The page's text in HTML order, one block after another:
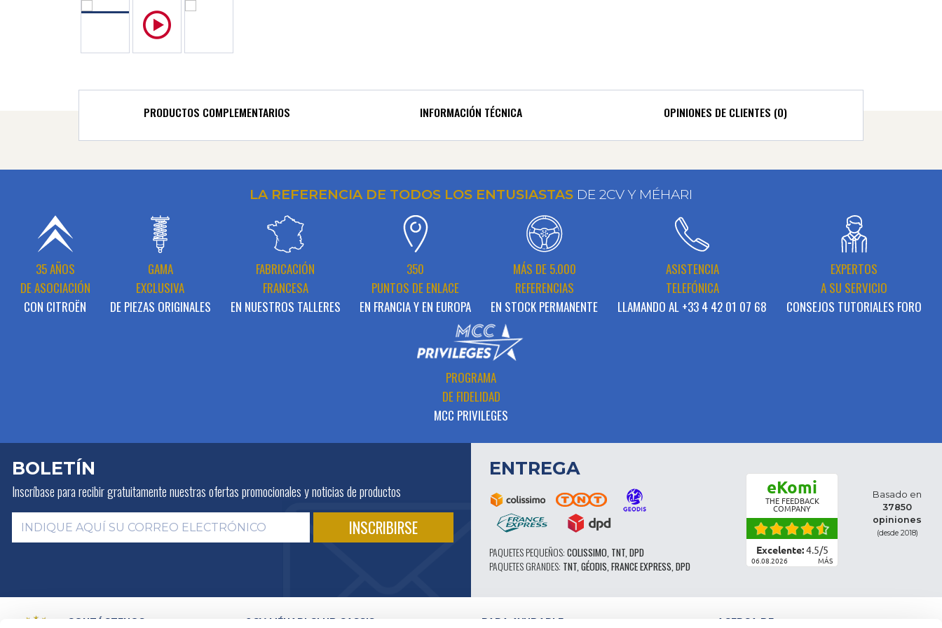
PRODUCTOS COMPLEMENTARIOS INFORMACIÓN TÉCNICA OPINIONES DE CLIENTES (0)
LA REFERENCIA DE TODOS LOS ENTUSIASTAS DE 2CV Y MÉHARI
35 AÑOS
DE ASOCIACIÓN
CON CITROËN
GAMA
EXCLUSIVA
DE PIEZAS ORIGINALES
FABRICACIÓN
FRANCESA
EN NUESTROS TALLERES
350
PUNTOS DE ENLACE
EN FRANCIA Y EN EUROPA
MÁS DE 5.000
REFERENCIAS
EN STOCK PERMANENTE
ASISTENCIA
TELEFÓNICA
LLAMANDO AL +33 4 42 01 07 68
EXPERTOS
A SU SERVICIO
CONSEJOS TUTORIALES FORO
PROGRAMA
DE FIDELIDAD
MCC PRIVILEGES
BOLETÍN
Inscríbase para recibir gratuitamentenuestras ofertas promocionales y noticias de productos
ENTREGA
PAQUETES PEQUEÑOS: COLISSIMO, TNT, DPD
PAQUETES GRANDES: TNT, GÉODIS, FRANCE EXPRESS, DPD
eKomi
THE FEEDBACK
COMPANY
Excelente:4.5/5
06.08.2026 MÁS
Basado en
37850
opiniones
(desde 2018)
CONTÁCTENOS 2CV MÉHARI CLUB CASSIS PARA AYUDARLE ACERCA DE